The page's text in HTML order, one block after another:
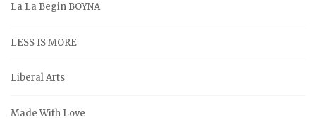
La La Begin BOYNA
LESS IS MORE
Liberal Arts
Made With Love